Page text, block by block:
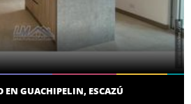
GUACHIPELIN, ESCAZÚ